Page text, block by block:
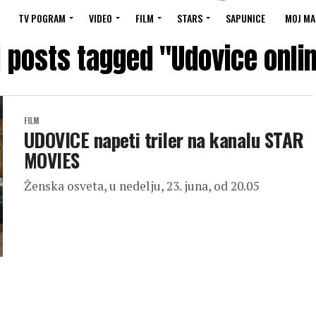
TV POGRAM VIDEO FILM STARS SAPUNICE MOJ
tagged "Udovice
FILM
UDOVICE napeti triler na kanalu STAR
MOVIES
Ženska osveta, u nedelju, 23. juna, od 20.05